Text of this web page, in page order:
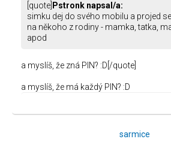
[quote] Pstronk napsal/a:
simku dej do svého mobilu a projed
na někoho z rodiny - mamka, tatka,
apod
a myslíš, že zná PIN? :D[/quote]
a myslíš, že má každý PIN? :D
sarmice